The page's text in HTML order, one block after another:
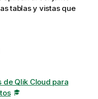
tablas y vistas que
de Qlik Cloud para